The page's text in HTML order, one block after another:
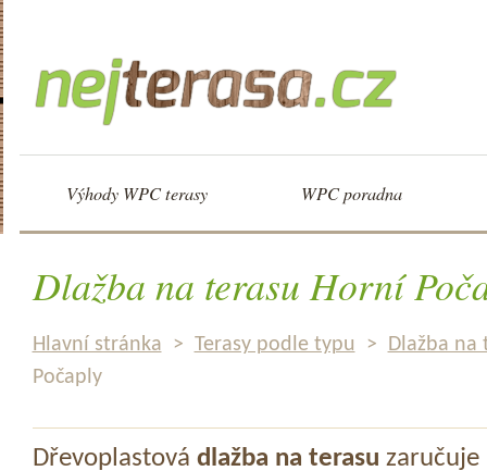
Výhody WPC terasy WPC poradna
Dlažba na terasu Horní
Hlavní stránka > Terasy podle typu >
Dlažba na
Počaply
Dřevoplastová dlažba na terasu zaručuje